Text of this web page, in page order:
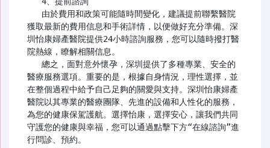
獲取最新的費用信息和手術詳情，以便做好充分準備。深
圳怡康婦產醫院提供24小時諮詢服務，您可以隨時撥打醫
院熱線，瞭解相關信息。
醫療服務選項。重要的是，根據自身情況，理性選擇，並
在整個過程中給予自己足夠的關愛與支持。深圳怡康婦產
醫院以其專業的醫療團隊、先進的設備和人性化的服務，
為您的健康保駕護航。選擇怡康，選擇安心，讓我們共同
守護您的健康與幸福，您可以通過點擊下方“在線諮詢”進
行問診、預約。